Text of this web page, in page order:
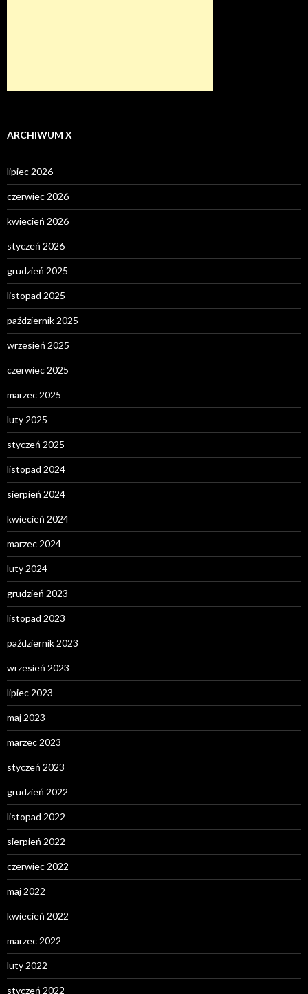
ARCHIWUM X
lipiec 2026
czerwiec 2026
kwiecień 2026
styczeń 2026
grudzień 2025
listopad 2025
październik 2025
wrzesień 2025
czerwiec 2025
marzec 2025
luty 2025
styczeń 2025
listopad 2024
sierpień 2024
kwiecień 2024
marzec 2024
luty 2024
grudzień 2023
listopad 2023
październik 2023
wrzesień 2023
lipiec 2023
maj 2023
marzec 2023
styczeń 2023
grudzień 2022
listopad 2022
sierpień 2022
czerwiec 2022
maj 2022
kwiecień 2022
marzec 2022
luty 2022
styczeń 2022